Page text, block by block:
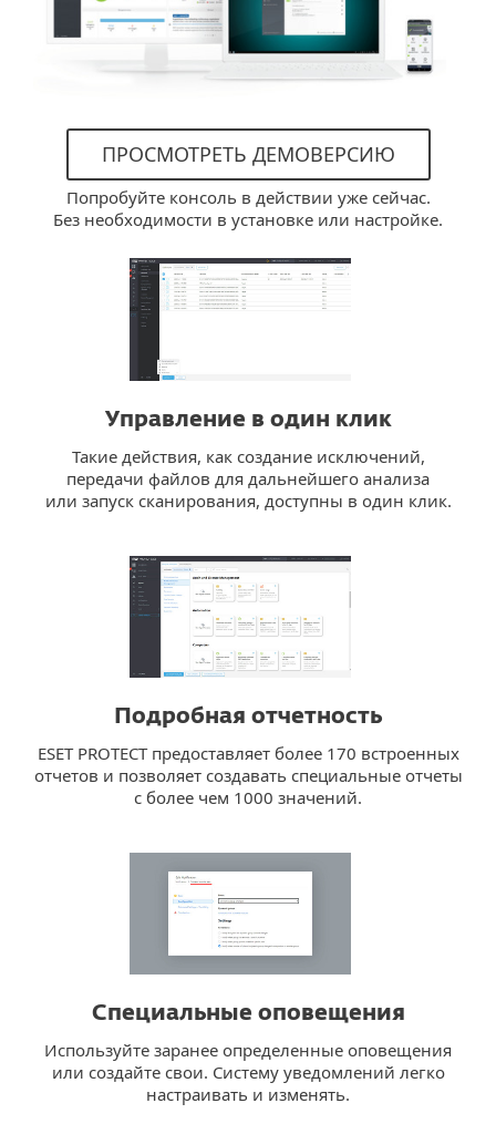
ПРОСМОТРЕТЬ ДЕМОВЕРСИЮ
Попробуйте консоль в действии уже сейчас.
Без необходимости в установке или настройке.
Управление в один клик
Такие действия, как создание исключений,
передачи файлов для дальнейшего анализа
или запуск сканирования, доступны в один клик.
Подробная отчетность
ESET PROTECT предоставляет более 170 встроенных
отчетов и позволяет создавать специальные отчеты
с более чем 1000 значений.
Специальные оповещения
Используйте заранее определенные оповещения
или создайте свои. Систему уведомлений легко
настраивать и изменять.